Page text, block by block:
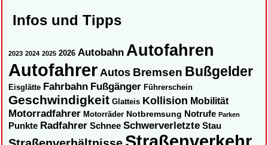
Infos und Tipps
2023 2024 2025 2026 Autobahn Autofahren
Autofahrer Autos Bremsen Bußgelder
Eisglätte Fahrbahn Fußgänger Führerschein
Geschwindigkeit Glatteis Kollision Mobilität
Motorradfahrer Motorräder Notbremsung Notrufe Parken
Punkte Radfahrer Schnee Schwerverletzte Stau